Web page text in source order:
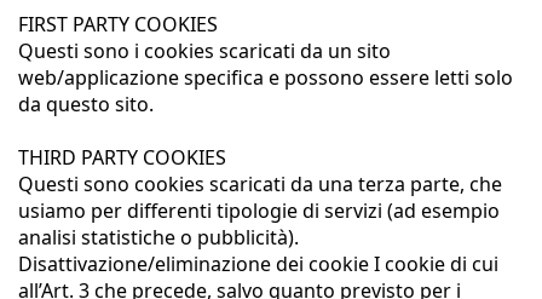
FIRST PARTY COOKIES
Questi sono i cookies scaricati da un sito
web/applicazione specifica e possono essere letti solo
da questo sito.
THIRD PARTY COOKIES
Questi sono cookies scaricati da una terza parte, che
usiamo per differenti tipologie di servizi (ad esempio
analisi statistiche o pubblicità).
Disattivazione/eliminazione dei cookie I cookie di cui
all’Art. 3 che precede, salvo quanto previsto per i